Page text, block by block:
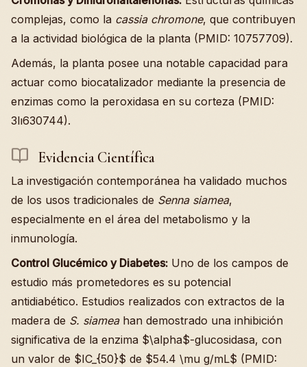
complejas, como la cassia chromone, que contribuyen
a la actividad biológica de la planta (PMID: 10757709).
Además, la planta posee una notable capacidad para
actuar como biocatalizador mediante la presencia de
enzimas como la peroxidasa en su corteza (PMID:
3lı630744).
Evidencia Científica
La investigación contemporánea ha validado muchos
de los usos tradicionales de Senna siamea,
especialmente en el área del metabolismo y la
inmunología.
Control Glucémico y Diabetes: Uno de los campos de
estudio más prometedores es su potencial
antidiabético. Estudios realizados con extractos de la
madera de S. siameahan demostrado una inhibición
significativa de la enzima $\alpha$-glucosidasa, con
un valor de $IC_{50}$ de $54.4 \mu g/mL$ (PMID: